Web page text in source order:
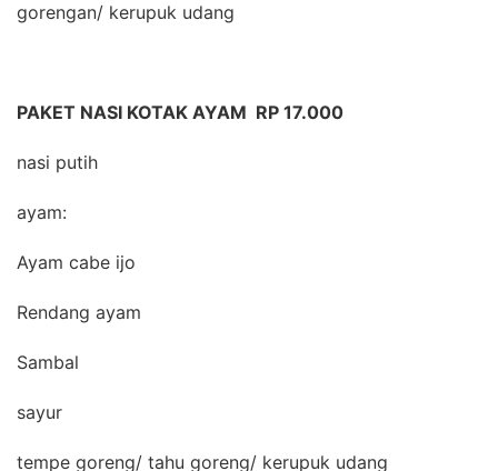
gorengan/ kerupuk udang
PAKET NASI KOTAK AYAM RP 17.000
nasi putih
ayam:
Ayam cabe ijo
Rendang ayam
Sambal
sayur
tempe goreng/ tahu goreng/ kerupuk udang